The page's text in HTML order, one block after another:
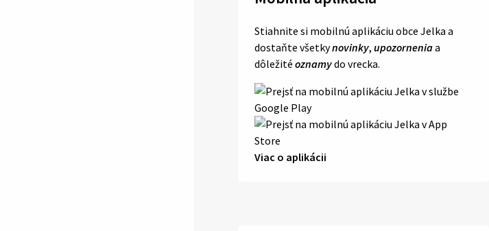
Stiahnite si mobilnú aplikáciu obce Jelka a
dostaňte všetkynovinky, upozorneniaa
dôležité oznamydo vrecka.
Viac o aplikácii